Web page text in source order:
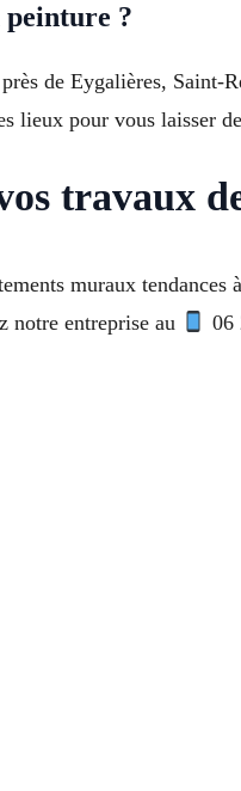
peinture ?
de Eygalières, Saint-
lieux pour vous laisser
travaux
muraux
notre entreprise au
06